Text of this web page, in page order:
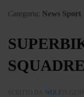
Categoria: News Sport
SCRITTO DA WOLF 21